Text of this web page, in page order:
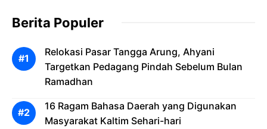
Berita Populer
Relokasi Pasar Tangga Arung, Ahyani
Targetkan Pedagang Pindah Sebelum Bulan
Ramadhan
16 Ragam Bahasa Daerah yang Digunakan
Masyarakat Kaltim Sehari-hari